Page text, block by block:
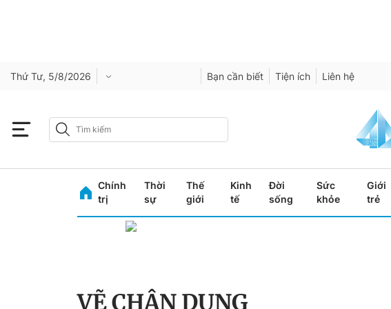
Thứ Tư, 5/8/2026 Bạn cần biết Tiện ích Liên hệ
Chính
trị
Thời
sự
Thế
giới
Kinh
tế
Đời
sống
Sức
khỏe
Giới
trẻ
VẼ CHÂN DUNG